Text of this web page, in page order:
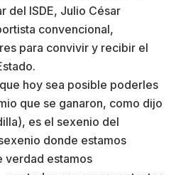
del ISDE, Julio César
convencional,
para convivir y recibir el
hoy sea posible poderles
que se ganaron, como dijo
es el sexenio del
donde estamos
verdad estamos